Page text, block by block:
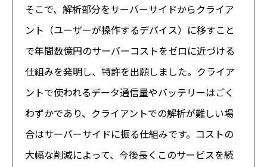
そこで、解析部分をサーバーサイドからクライア
ント（ユーザーが操作するデバイス）に移すこと
で年間数億円のサーバーコストをゼロに近づける
仕組みを発明し、特許を出願しました。クライア
ントで使われるデータ通信量やバッテリーはごく
わずかであり、クライアントでの解析が難しい場
合はサーバーサイドに振る仕組みです。コストの
大幅な削減によって、今後長くこのサービスを続